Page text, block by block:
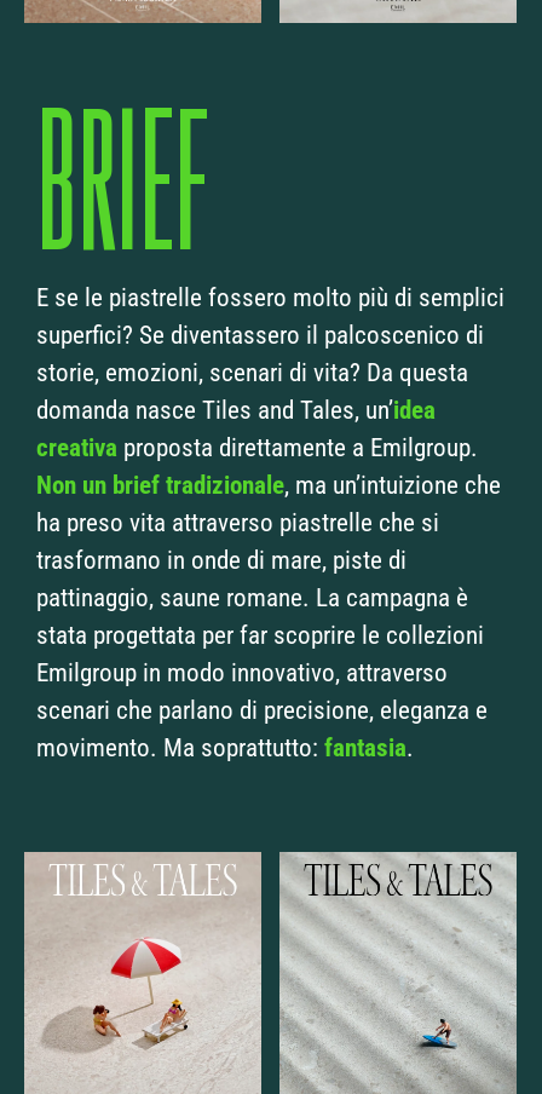
BRIEF
E se le piastrelle fossero molto più di semplici
superfici? Se diventassero il palcoscenico di
storie, emozioni, scenari di vita? Da questa
domanda nasce Tiles and Tales, un’idea
creativa proposta direttamente a Emilgroup.
Non un brief tradizionale, ma un’intuizione che
ha preso vita attraverso piastrelle che si
trasformano in onde di mare, piste di
pattinaggio, saune romane. La campagna è
stata progettata per far scoprire le collezioni
Emilgroup in modo innovativo, attraverso
scenari che parlano di precisione, eleganza e
movimento. Ma soprattutto: fantasia.